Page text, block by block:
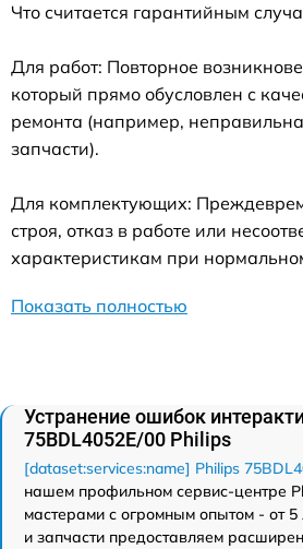
Что считается гарантийным
Для работ: Повторное
который прямо обусловлен с
ремонта (например,
запчасти).
Для комплектующих:
строя, отказ в работе или
характеристикам при
Показать полностью
Устранение ошибок
75BDL4052E/00 Philips
[dataset:services:name] Philips
нашем профильном сервис-центре
мастерами с огромным опытом - от
и запчасти предоставляем